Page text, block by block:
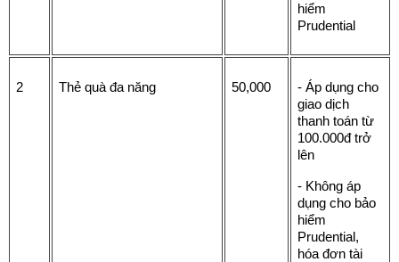
hiểm
Prudential
2 Thẻ quà đa năng 50,000
- Áp dụng cho
giao dịch
thanh toán từ
100.000đ trở
lên
- Không áp
dụng cho bảo
hiểm
Prudential,
hóa đơn tài